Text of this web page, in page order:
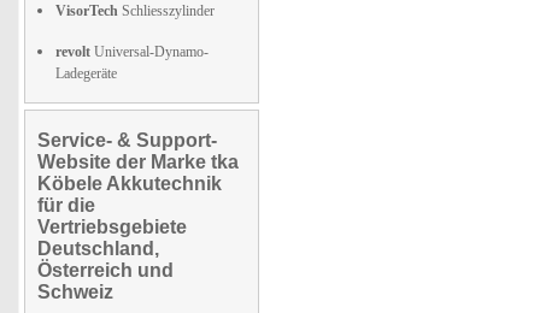
VisorTech Schliesszylinder
revolt Universal-Dynamo-
Ladegeräte
Service- & Support-
Website der Marke tka
Köbele Akkutechnik
für die
Vertriebsgebiete
Deutschland,
Österreich und
Schweiz